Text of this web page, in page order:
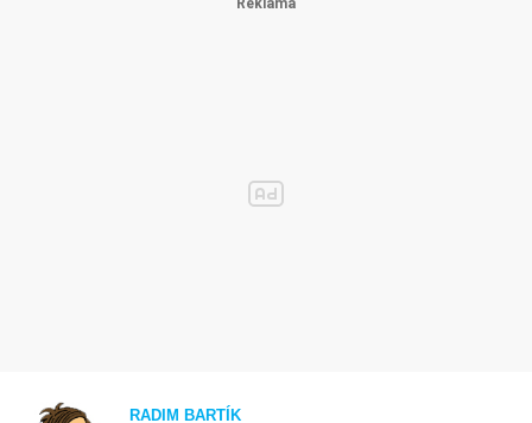
RADIM BARTÍK